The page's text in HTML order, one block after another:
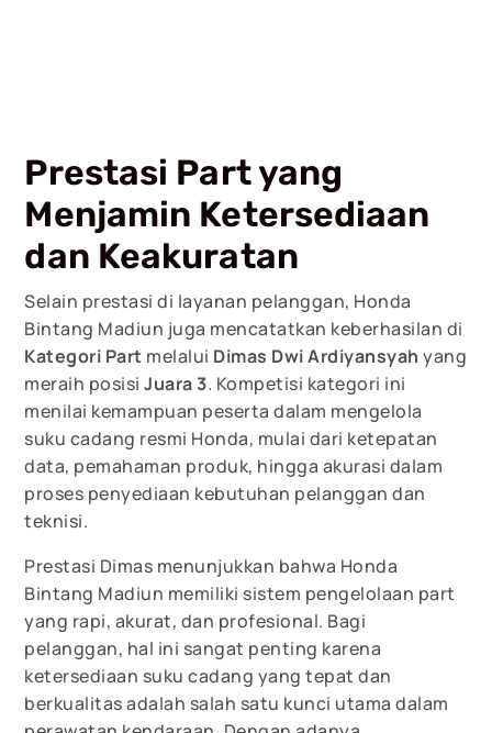
Prestasi Part yang
Menjamin Ketersediaan
dan Keakuratan
Selain prestasi di layanan pelanggan, Honda
Bintang Madiun juga mencatatkan keberhasilan di
Kategori Part melalui Dimas Dwi Ardiyansyah yang
meraih posisiJuara 3. Kompetisi kategori ini
menilai kemampuan peserta dalam mengelola
suku cadang resmi Honda, mulai dari ketepatan
data, pemahaman produk, hingga akurasi dalam
proses penyediaan kebutuhan pelanggan dan
teknisi.
Prestasi Dimas menunjukkan bahwa Honda
Bintang Madiun memiliki sistem pengelolaan part
yang rapi, akurat, dan profesional. Bagi
pelanggan, hal ini sangat penting karena
ketersediaan suku cadang yang tepat dan
berkualitas adalah salah satu kunci utama dalam